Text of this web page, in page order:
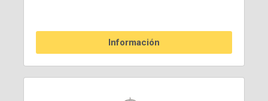
Información